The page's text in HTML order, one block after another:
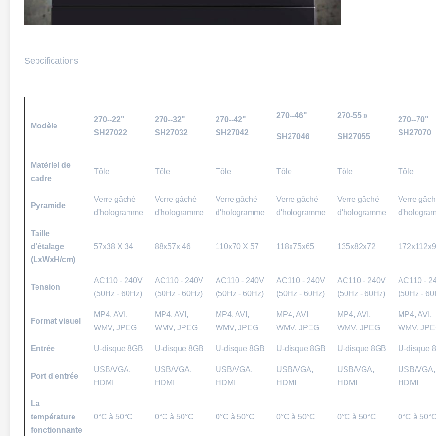
Sepcifications
Modèle
270--22"
SH27022
270--32"
SH27032
270--42"
SH27042
270--46"
SH27046
270-55 »
SH27055
270--70"
SH27070
Matériel de
cadre
Tôle Tôle Tôle Tôle Tôle Tôle
Pyramide
Verre gâché
d'hologramme
Verre gâché
d'hologramme
Verre gâché
d'hologramme
Verre gâché
d'hologramme
Verre gâché
d'hologramme
Verre
Taille
d'étalage
(LxWxH/cm)
57x38 X 34 88x57x 46 110x70 X 57 118x75x65 135x82x72
Tension
AC110 - 240V
(50Hz - 60Hz)
AC110 - 240V
(50Hz - 60Hz)
AC110 - 240V
(50Hz - 60Hz)
AC110 - 240V
(50Hz - 60Hz)
AC110 - 240V
(50Hz - 60Hz)
AC110 -
(50Hz -
Format visuel
MP4, AVI,
WMV, JPEG
MP4, AVI,
WMV, JPEG
MP4, AVI,
WMV, JPEG
MP4, AVI,
WMV, JPEG
MP4, AVI,
WMV, JPEG
MP4, AVI,
WMV,
Entrée U-disque 8GB U-disque 8GB U-disque 8GB U-disque 8GB U-disque 8GB U-disque
Port d'entrée
USB/VGA,
HDMI
USB/VGA,
HDMI
USB/VGA,
HDMI
USB/VGA,
HDMI
USB/VGA,
HDMI
USB/VGA,
HDMI
La
température
fonctionnante
0°C à 50°C 0°C à 50°C 0°C à 50°C 0°C à 50°C 0°C à 50°C 0°C à 50°C